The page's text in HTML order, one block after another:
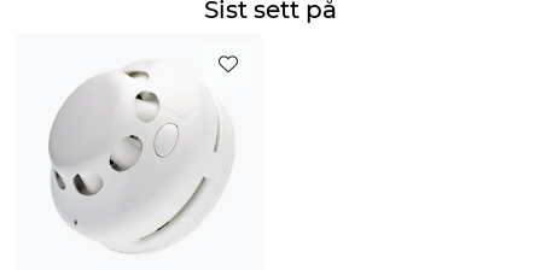
Sist sett på